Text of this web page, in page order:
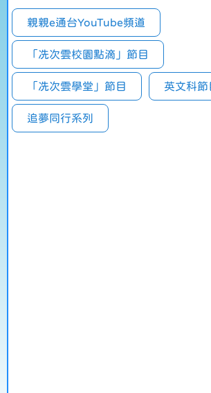
親親e通台YouTube頻道
「冼次雲校園點滴」節目
「冼次雲學堂」節目 英文科節
追夢同行系列